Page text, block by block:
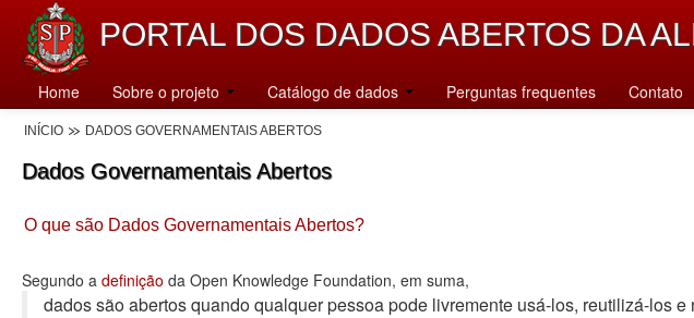
PORTAL DOS DADOS ABERTOS DA
Home Sobre o projeto Catálogo de dados Perguntas frequentes Contato
INÍCIO DADOS GOVERNAMENTAIS ABERTOS
Dados Governamentais Abertos
O que são Dados Governamentais Abertos?
Segundo a definição da Open Knowledge Foundation, em suma,
dados são abertos quando qualquer pessoa pode livremente usá-los, reutilizá-los